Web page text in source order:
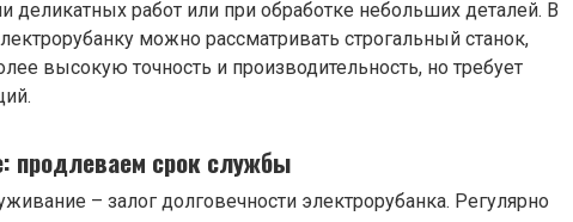
деликатных работ или при обработке небольших деталей. В
можно рассматривать строгальный станок,
высокую точность и производительность, но требует
продлеваем срок службы
– залог долговечности электрорубанка. Регулярно